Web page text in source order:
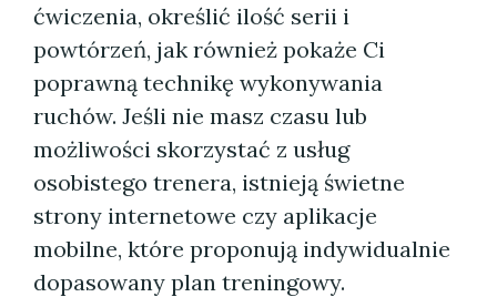
ćwiczenia, określić ilość serii i
powtórzeń, jak również pokaże Ci
poprawną technikę wykonywania
ruchów. Jeśli nie masz czasu lub
możliwości skorzystać z usług
osobistego trenera, istnieją świetne
strony internetowe czy aplikacje
mobilne, które proponują indywidualnie
dopasowany plan treningowy.